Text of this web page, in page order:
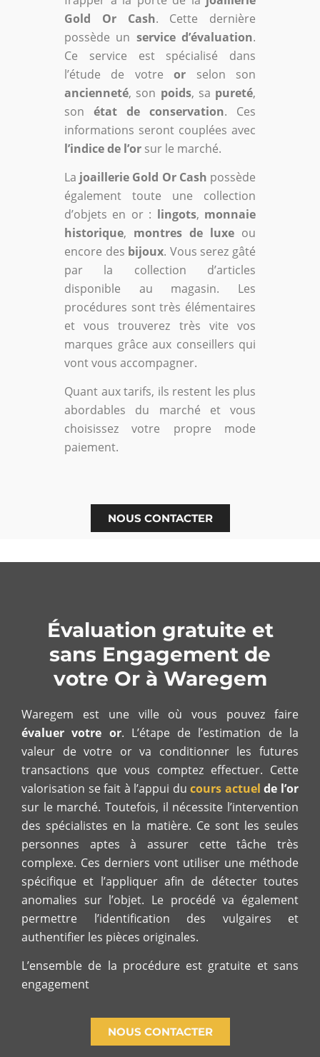
Gold Or Cash. Cette dernière
possède un service d’évaluation.
Ce service est spécialisé dans
l’étude de votreor selon son
ancienneté, son poids, sa pureté,
son état de conservation. Ces
informations seront couplées avec
l’indice de l’or sur le marché.
La joaillerie Gold Or Cash possède
également toute une collection
d’objets en or : lingots, monnaie
historique, montres de luxe ou
encore des bijoux. Vous serez gâté
par la collection d’articles
disponible au magasin. Les
procédures sont très élémentaires
et vous trouverez très vite vos
marques grâce aux conseillers qui
vont vous accompagner.
Quant aux tarifs, ils restent les plus
abordables du marché et vous
choisissez votre propre mode
paiement.
NOUS CONTACTER
Évaluation gratuite et
sans Engagement de
votre Or à Waregem
Waregem est une ville où vous pouvez faire
évaluer votre or. L’étape de l’estimation de la
valeur de votre or va conditionner les futures
transactions que vous comptez effectuer. Cette
valorisation se fait à l’appui ducours actuel de l’or
sur le marché. Toutefois, il nécessite l’intervention
des spécialistes en la matière. Ce sont les seules
personnes aptes à assurer cette tâche très
complexe. Ces derniers vont utiliser une méthode
spécifique et l’appliquer afin de détecter toutes
anomalies sur l’objet. Le procédé va également
permettre l’identification des vulgaires et
authentifier les pièces originales.
L’ensemble de la procédure est gratuite et sans
engagement
NOUS CONTACTER